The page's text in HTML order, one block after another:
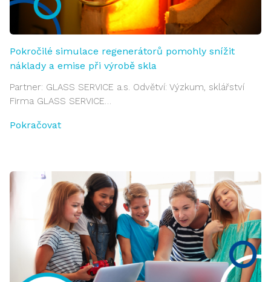
Pokročilé simulace regenerátorů pomohly snížit
náklady a emise při výrobě skla
Partner: GLASS SERVICE a.s. Odvětví: Výzkum, sklářství
Firma GLASS SERVICE…
Pokračovat